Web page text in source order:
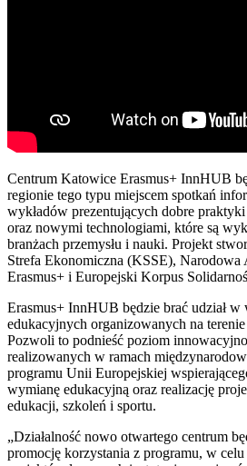
Centrum Katowice Erasmus+ InnHUB
regionie tego typu miejscem spotkań
wykładów prezentujących dobre
oraz nowymi technologiami, które są
branżach przemysłu i nauki. Projekt
Strefa Ekonomiczna (KSSE), Narodowa
Erasmus+ i Europejski Korpus
Erasmus+ InnHUB będzie brać udział w
edukacyjnych organizowanych na
Pozwoli to podnieść poziom
realizowanych w ramach
programu Unii Europejskiej
wymianę edukacyjną oraz realizację
edukacji, szkoleń i sportu.
„Działalność nowo otwartego centrum
promocję korzystania z programu, w